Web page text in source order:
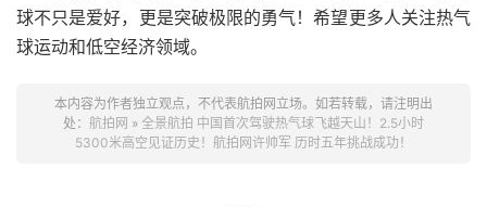
球不只是爱好，更是突破极限的勇气！希望更多人关注热气
球运动和低空经济领域。
本内容为作者独立观点，不代表航拍网立场。如若转载，请注明出
处： 航拍网 » 全景航拍 中国首次驾驶热气球飞越天山！2.5小时
5300米高空见证历史！航拍网许帅军 历时五年挑战成功！